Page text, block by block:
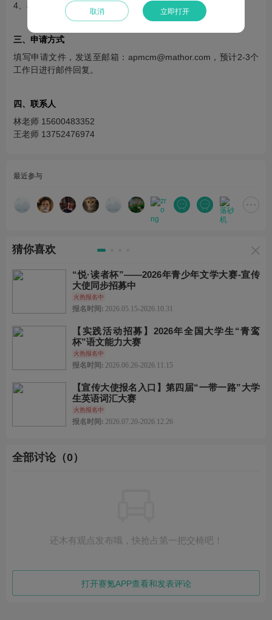
4、机器人基础讲解与展示。
三、申请方式
填写申请文件，发送至邮箱：apmcm@mathor.com，预计2-3个
工作日进行邮件回复。
四、联系人
林老师 15600483352
王老师 13752476974
最近参与
猜你喜欢
“悦·读者杯”——2026年青少年文学大赛-宣传
大使同步招募中
火热报名中
报名时间: 2026.05.15-2026.10.31
【实践活动招募】2026年全国大学生“青鸾
杯”语文能力大赛
火热报名中
报名时间: 2026.06.26-2026.11.15
【宣传大使报名入口】第四届“一带一路”大学
生英语词汇大赛
火热报名中
报名时间: 2026.07.20-2026.12.26
全部讨论（0）
还木有观点发布哦，快抢占第一把交椅吧！
打开赛氪APP查看和发表评论
取消 立即打开